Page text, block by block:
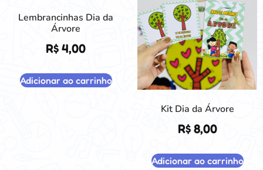
Lembrancinhas Dia da
Árvore
R$ 4,00
Adicionar ao carrinho
Kit Dia da Árvore
R$8,00
Adicionar ao carrinho